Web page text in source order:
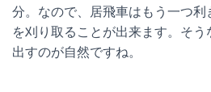
分。なので、居飛車はもう一つ
を刈り取ることが出来ます。そ
出すのが自然ですね。